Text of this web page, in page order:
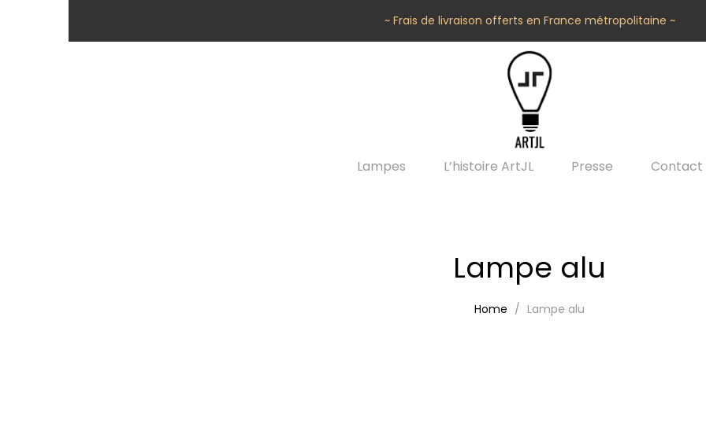
~ Frais de livraison offerts en France métropolitaine ~
Lampes L’histoire ArtJL Presse Contact
Lampe alu
Home Lampe alu